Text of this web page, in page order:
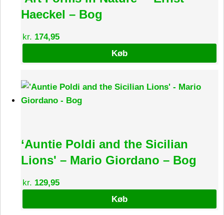
Haeckel – Bog
kr. 174,95
Køb
‘Auntie Poldi and the Sicilian
Lions' – Mario Giordano – Bog
kr. 129,95
Køb